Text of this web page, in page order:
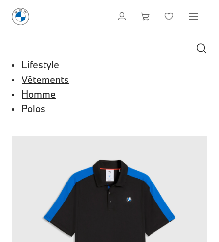
Lifestyle
Vêtements
Homme
Polos